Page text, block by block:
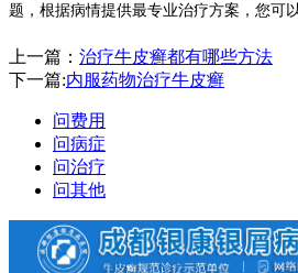
题，根据病情提供最专业治疗方案，您可
上一篇： 治疗牛皮癣都有哪些方法
下一篇:内服药物治疗牛皮癣
问费用
问病症
问治疗
问其他